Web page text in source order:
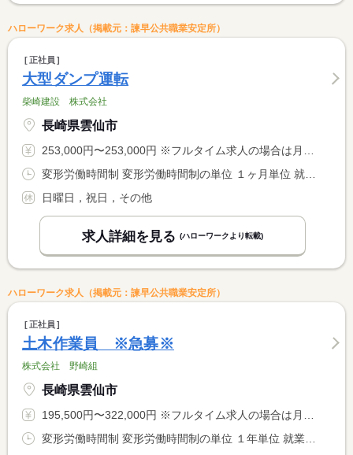
ハローワーク求人（掲載元：諫早公共職業安定所）
正社員
大型ダンプ運転
柴崎建設 株式会社
長崎県雲仙市
253,000円〜253,000円 ※フルタイム求人の場合は月額（換算額）、パート求人の場合は時間額を表示しています。
日曜日，祝日，その他
求人詳細を見る (ハローワークより転載)
ハローワーク求人（掲載元：諫早公共職業安定所）
正社員
土木作業員 ※急募※
株式会社 野崎組
長崎県雲仙市
195,500円〜322,000円 ※フルタイム求人の場合は月額（換算額）、パート求人の場合は時間額を表示しています。